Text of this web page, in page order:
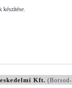
készítése.
Kft.